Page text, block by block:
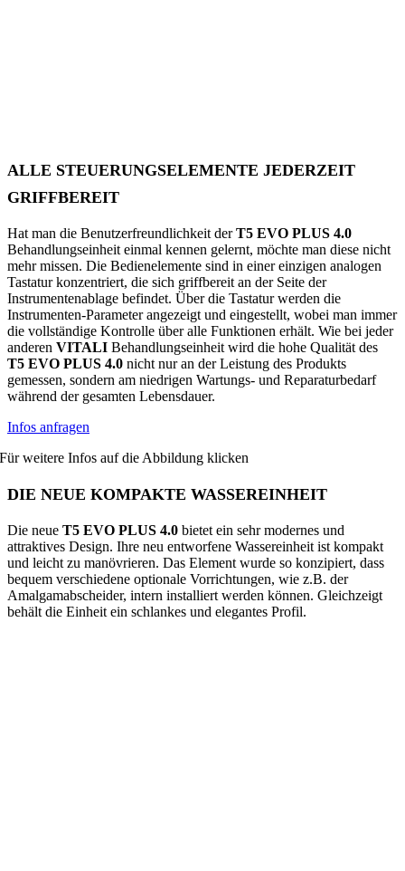
ALLE STEUERUNGSELEMENTE JEDERZEIT
GRIFFBEREIT
Hat man die Benutzerfreundlichkeit derT5 EVO PLUS 4.0
Behandlungseinheit einmal kennen gelernt, möchte man diese nicht
mehr missen. Die Bedienelemente sind in einer einzigen analogen
Tastatur konzentriert, die sich griffbereit an der Seite der
Instrumentenablage befindet. Über die Tastatur werden die
Instrumenten-Parameter angezeigt und eingestellt, wobei man immer
die vollständige Kontrolle über alle Funktionen erhält. Wie bei jeder
anderen VITALI Behandlungseinheit wird die hohe Qualität des
T5 EVO PLUS 4.0 nicht nur an der Leistung des Produkts
gemessen, sondern am niedrigen Wartungs- und Reparaturbedarf
während der gesamten Lebensdauer.
Infos anfragen
Für weitere Infos auf die Abbildung klicken
DIE NEUE KOMPAKTE WASSEREINHEIT
Die neue T5 EVO PLUS 4.0 bietet ein sehr modernes und
attraktives Design. Ihre neu entworfene Wassereinheit ist kompakt
und leicht zu manövrieren. Das Element wurde so konzipiert, dass
bequem verschiedene optionale Vorrichtungen, wie z.B. der
Amalgamabscheider, intern installiert werden können. Gleichzeigt
behält die Einheit ein schlankes und elegantes Profil.